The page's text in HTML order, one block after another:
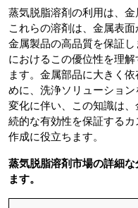
蒸気脱脂溶剤の利用は、金
これらの溶剤は、金属表
金属製品の高品質を保証
におけるこの優位性を理
ます。金属部品に大きく
めに、洗浄ソリューショ
変化に伴い、この知識は
続的な有効性を保証する
作成に役立ちます。
蒸気脱脂溶剤市場の詳細
ます。